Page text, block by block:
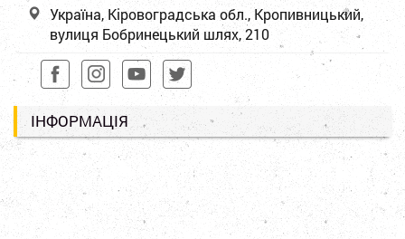
Україна, Кіровоградська обл., Кропивницький,
вулиця Бобринецький шлях, 210
ІНФОРМАЦІЯ